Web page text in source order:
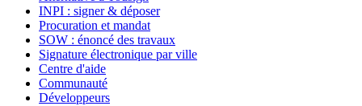
INPI : signer & déposer
Procuration et mandat
SOW : énoncé des travaux
Signature électronique par ville
Centre d'aide
Communauté
Développeurs